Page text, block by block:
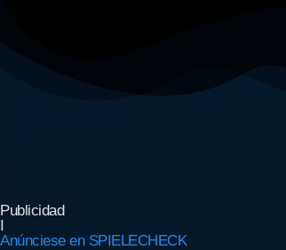
Publicidad
I
Anúnciese en SPIELECHECK